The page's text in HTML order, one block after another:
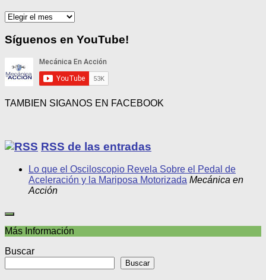
Publicaciones
mes
Síguenos en YouTube!
TAMBIEN SIGANOS EN FACEBOOK
RSS de las entradas
Lo que el Osciloscopio Revela Sobre el Pedal de
Aceleración y la Mariposa Motorizada Mecánica en
Acción
Más Información
Buscar
Buscar